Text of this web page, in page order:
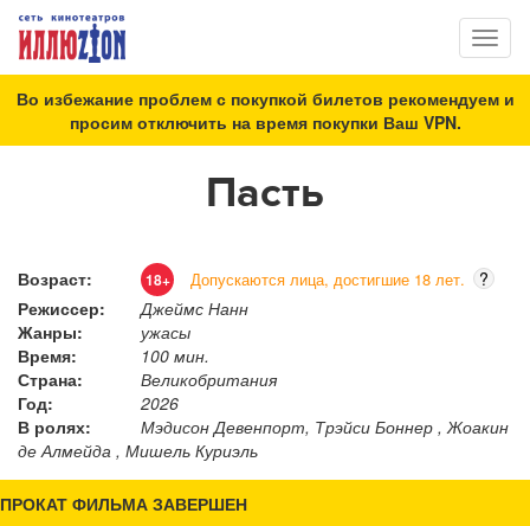
Во избежание проблем с покупкой билетов рекомендуем и
просим отключить на время покупки Ваш VPN.
Пасть
Возраст: 18+ Допускаются лица, достигшие 18 лет.
?
Режиссер:
Джеймс Нанн
Жанры:
ужасы
Время:
100 мин.
Страна:
Великобритания
Год:
2026
В ролях:
Мэдисон Девенпорт, Трэйси Боннер , Жоакин
де Алмейда , Мишель Куриэль
ПРОКАТ ФИЛЬМА ЗАВЕРШЕН